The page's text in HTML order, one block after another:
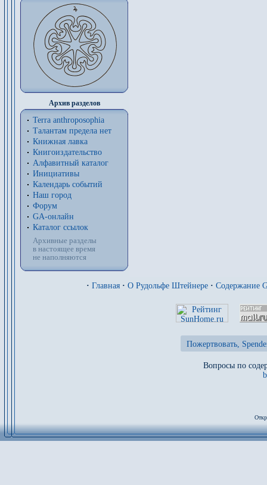
Архив разделов
Terra anthroposophia
Талантам предела нет
Книжная лавка
Книгоиздательство
Алфавитный каталог
Инициативы
Календарь событий
Наш город
Форум
GA-онлайн
Каталог ссылок
Архивные разделы
в настоящее время
не наполняются
· Главная · О Рудольфе Штейнере · Содержание
Пожертвовать,
Вопросы по